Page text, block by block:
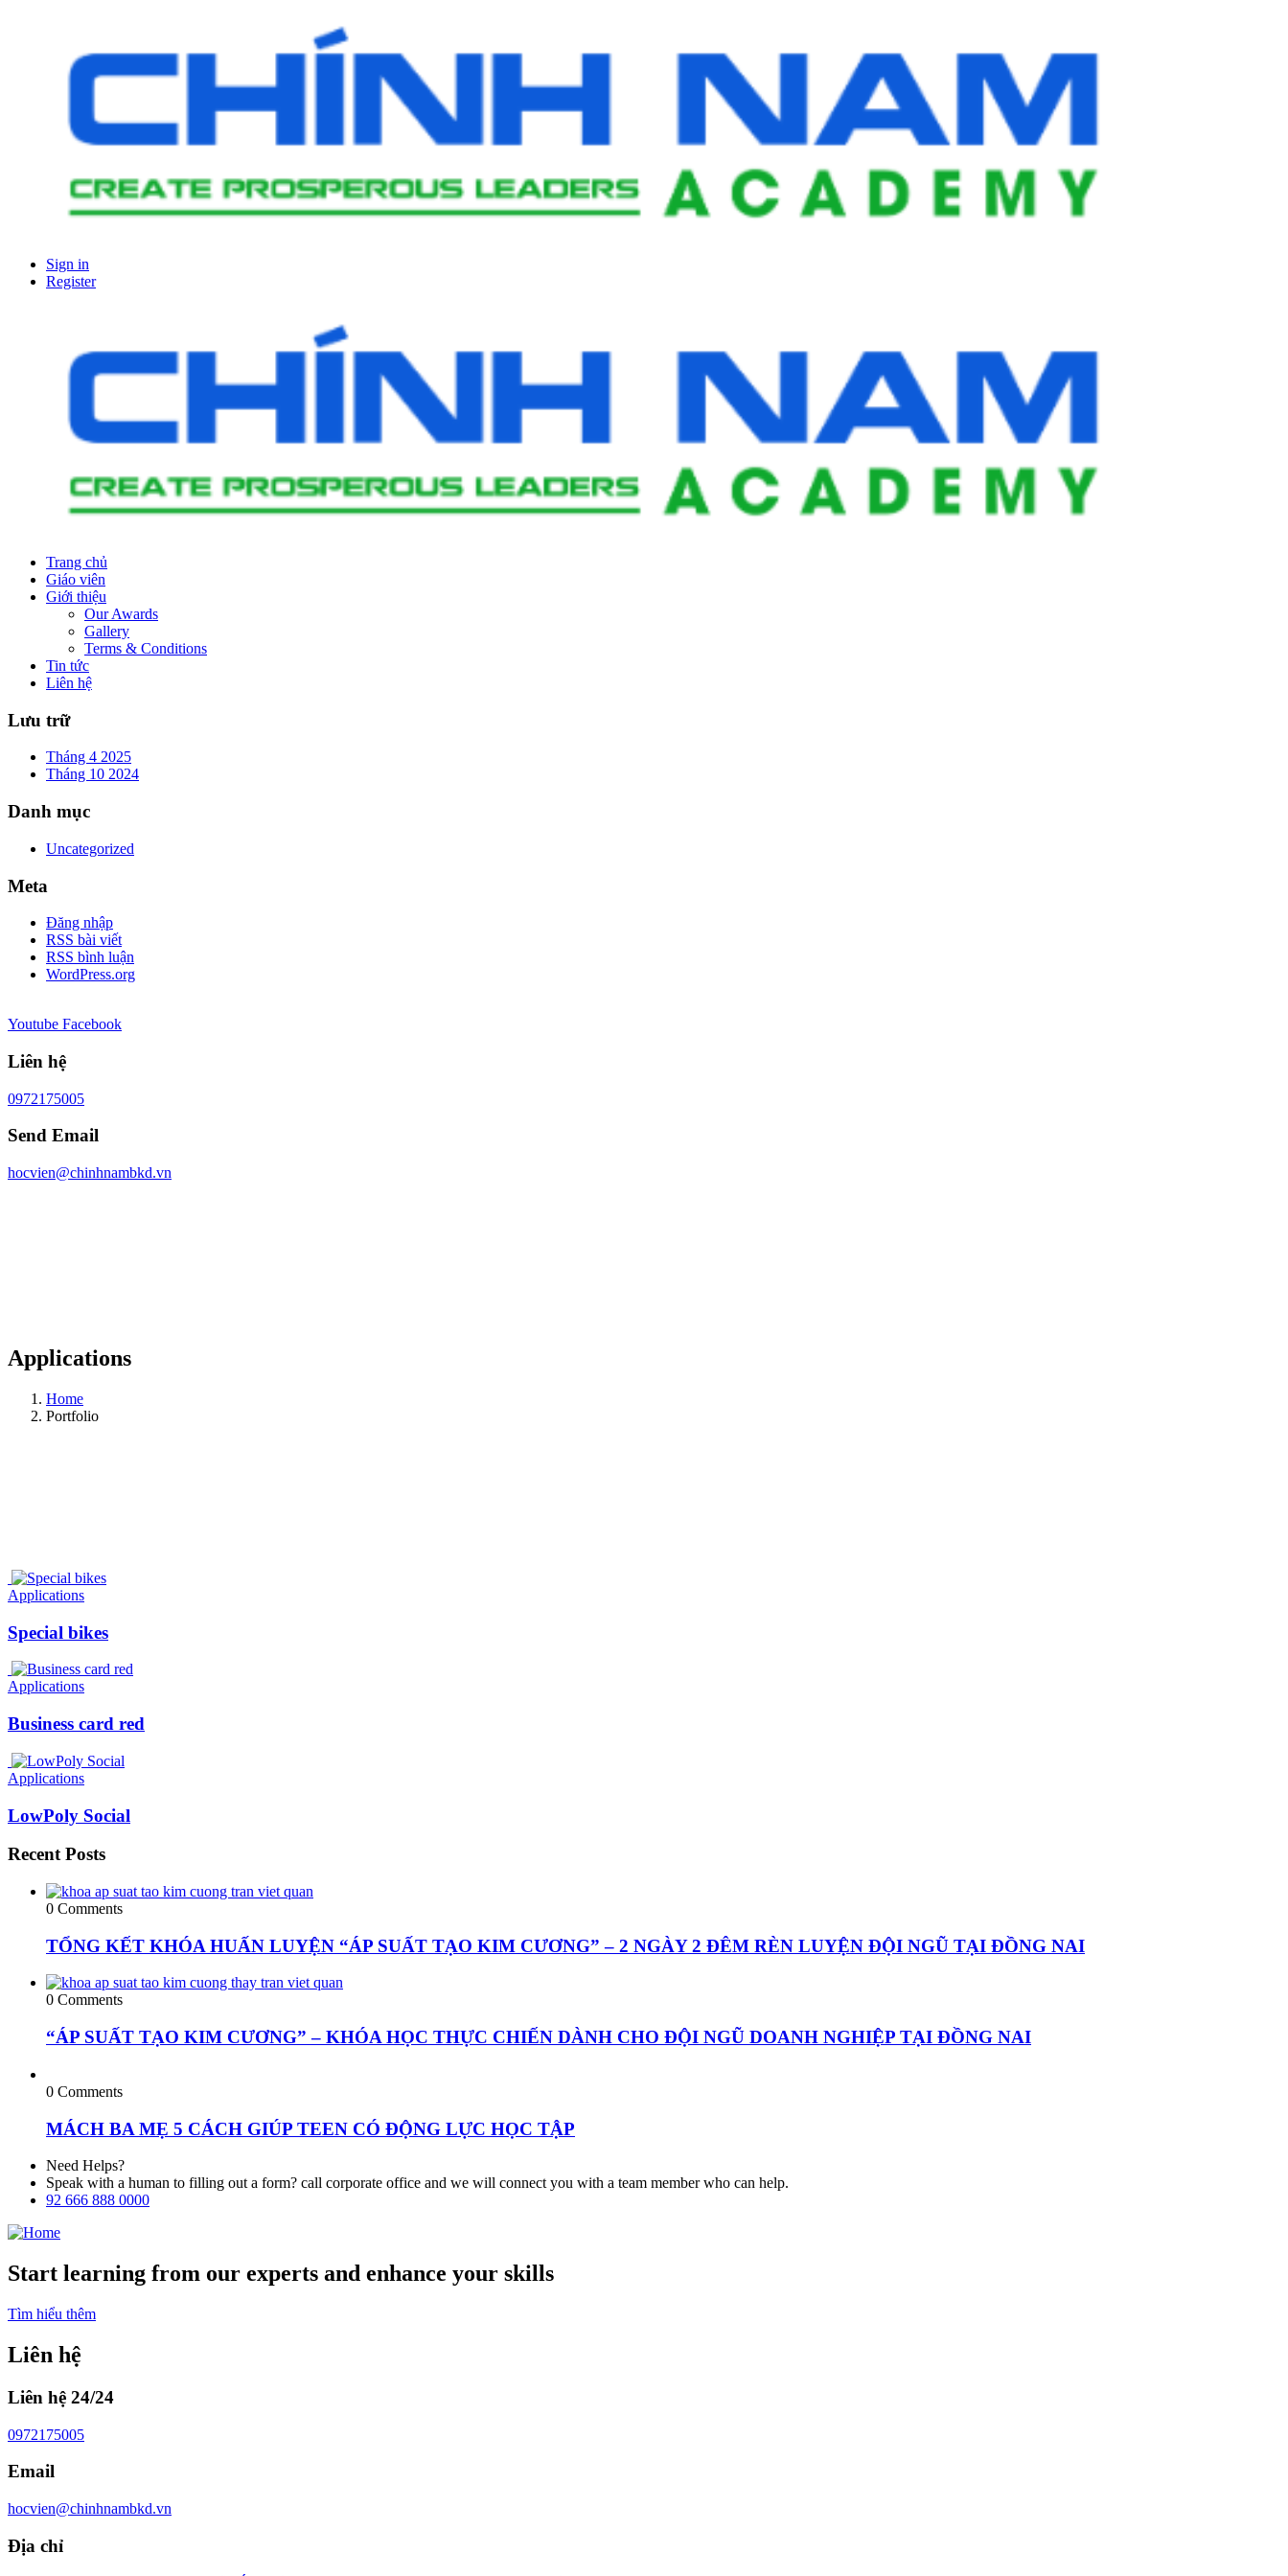
Sign in
Register
Trang chủ
Giáo viên
Giới thiệu
Our Awards
Gallery
Terms & Conditions
Tin tức
Liên hệ
Lưu trữ
Tháng 4 2025
Tháng 10 2024
Danh mục
Uncategorized
Meta
Đăng nhập
RSS bài viết
RSS bình luận
WordPress.org
Youtube Facebook
Liên hệ
0972175005
Send Email
hocvien@chinhnambkd.vn
Applications
Home
Portfolio
Applications
Special bikes
Applications
Business card red
Applications
LowPoly Social
Recent Posts
0 Comments
TỔNG KẾT KHÓA HUẤN LUYỆN “ÁP SUẤT TẠO KIM CƯƠNG” – 2 NGÀY 2 ĐÊM RÈN LUYỆN ĐỘI NGŨ TẠI ĐỒNG NAI
0 Comments
“ÁP SUẤT TẠO KIM CƯƠNG” – KHÓA HỌC THỰC CHIẾN DÀNH CHO ĐỘI NGŨ DOANH NGHIỆP TẠI ĐỒNG NAI
0 Comments
MÁCH BA MẸ 5 CÁCH GIÚP TEEN CÓ ĐỘNG LỰC HỌC TẬP
Need Helps?
Speak with a human to filling out a form? call corporate office and we will connect you with a team member who can help.
92 666 888 0000
Start learning from our experts and enhance your skills
Tìm hiểu thêm
Liên hệ
Liên hệ 24/24
0972175005
Email
hocvien@chinhnambkd.vn
Địa chỉ